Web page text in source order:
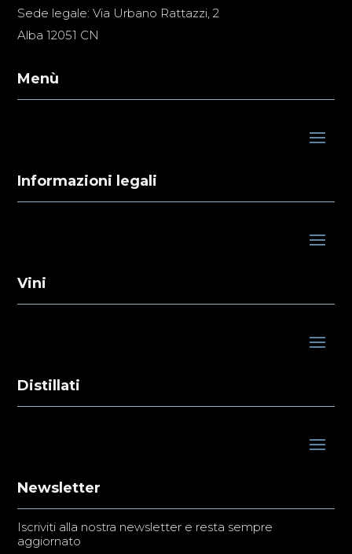
Sede legale: Via Urbano Rattazzi, 2
Alba 12051 CN
Menù
Informazioni legali
Vini
Distillati
Newsletter
Iscriviti alla nostra newsletter e resta sempre
aggiornato